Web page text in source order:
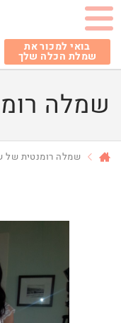
בואי למכור את
שמלת הכלה שלך
שמלה
שמלה רומנטית של